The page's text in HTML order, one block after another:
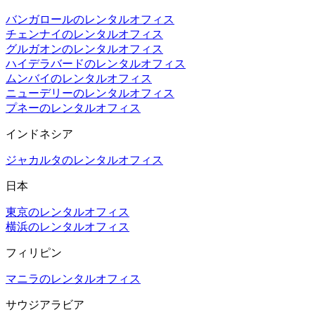
バンガロールのレンタルオフィス
チェンナイのレンタルオフィス
グルガオンのレンタルオフィス
ハイデラバードのレンタルオフィス
ムンバイのレンタルオフィス
ニューデリーのレンタルオフィス
プネーのレンタルオフィス
インドネシア
ジャカルタのレンタルオフィス
日本
東京のレンタルオフィス
横浜のレンタルオフィス
フィリピン
マニラのレンタルオフィス
サウジアラビア